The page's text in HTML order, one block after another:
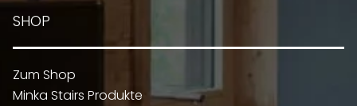
SHOP
Zum Shop
Minka Stairs Produkte